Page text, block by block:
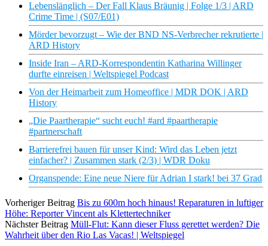
Lebenslänglich – Der Fall Klaus Bräunig | Folge 1/3 | ARD
Crime Time | (S07/E01)
Mörder bevorzugt – Wie der BND NS-Verbrecher rekrutierte |
ARD History
Inside Iran – ARD-Korrespondentin Katharina Willinger
durfte einreisen | Weltspiegel Podcast
Von der Heimarbeit zum Homeoffice | MDR DOK | ARD
History
„Die Paartherapie“ sucht euch! #ard #paartherapie
#partnerschaft
Barrierefrei bauen für unser Kind: Wird das Leben jetzt
einfacher? | Zusammen stark (2/3) | WDR Doku
Organspende: Eine neue Niere für Adrian I stark! bei 37 Grad
Vorheriger Beitrag Bis zu 600m hoch hinaus! Reparaturen in luftiger
Höhe: Reporter Vincent als Klettertechniker
Nächster Beitrag Müll-Flut: Kann dieser Fluss gerettet werden? Die
Wahrheit über den Rio Las Vacas! | Weltspiegel